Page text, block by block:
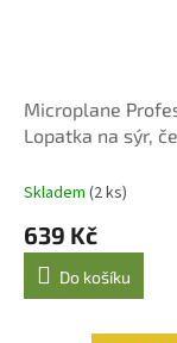
Microplane
Lopatka na sýr,
Skladem (2 ks)
639 Kč
Do košíku